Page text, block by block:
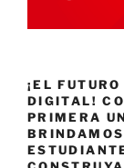
¡EL
DIGITAL!
PRIMERA